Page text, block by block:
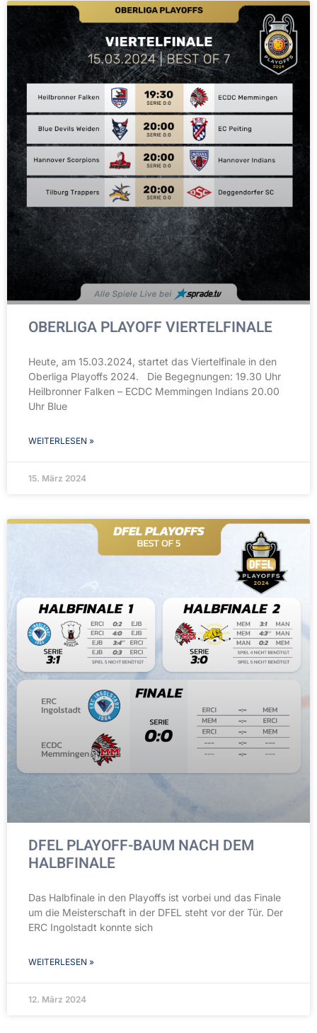
OBERLIGA PLAYOFF VIERTELFINALE
Heute, am 15.03.2024, startet das Viertelfinale in den
Oberliga Playoffs 2024. Die Begegnungen: 19.30 Uhr
Heilbronner Falken – ECDC Memmingen Indians 20.00
Uhr Blue
WEITERLESEN »
15. März 2024
DFEL PLAYOFF-BAUM NACH DEM
HALBFINALE
Das Halbfinale in den Playoffs ist vorbei und das Finale
um die Meisterschaft in der DFEL steht vor der Tür. Der
ERC Ingolstadt konnte sich
WEITERLESEN »
12. März 2024